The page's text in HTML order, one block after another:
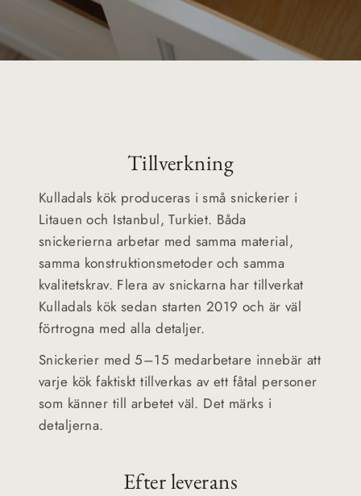
Tillverkning
Kulladals kök produceras i små snickerier i
Litauen och Istanbul, Turkiet. Båda
snickerierna arbetar med samma material,
samma konstruktionsmetoder och samma
kvalitetskrav. Flera av snickarna har tillverkat
Kulladals kök sedan starten 2019 och är väl
förtrogna med alla detaljer.
Snickerier med 5–15 medarbetare innebär att
varje kök faktiskt tillverkas av ett fåtal personer
som känner till arbetet väl. Det märks i
detaljerna.
Efter leverans